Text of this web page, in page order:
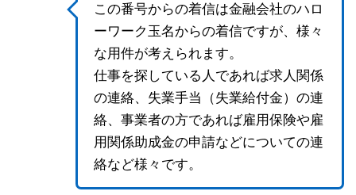
この番号からの着信は金融会社のハロ
ーワーク玉名からの着信ですが、様々
な用件が考えられます。
仕事を探している人であれば求人関係
の連絡、失業手当（失業給付金）の連
絡、事業者の方であれば雇用保険や雇
用関係助成金の申請などについての連
絡など様々です。